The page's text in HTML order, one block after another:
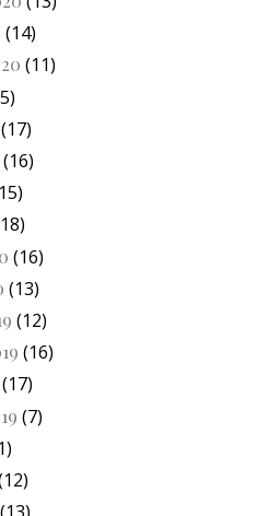
(14)
(11)
(17)
(16)
(16)
(13)
(12)
(16)
(17)
(7)